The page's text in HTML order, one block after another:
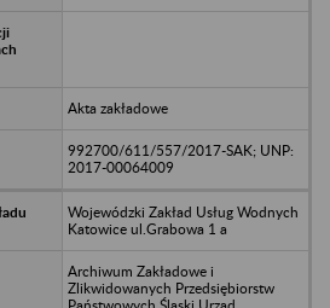
Akta zakładowe
992700/611/557/2017-SAK; UNP:
2017-00064009
Wojewódzki Zakład Usług Wodnych
Katowice ul.Grabowa 1 a
Archiwum Zakładowe i
Zlikwidowanych Przedsiębiorstw